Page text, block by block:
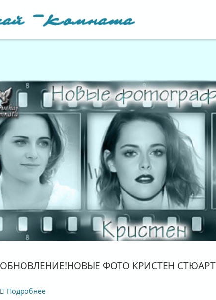
ОБНОВЛЕНИЕ!НОВЫЕ ФОТО КРИСТЕН СТЮАРТ
Подробнее